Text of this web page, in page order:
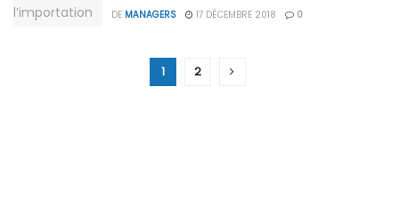
DE MANAGERS 17 DÉCEMBRE 2018 0
1 2